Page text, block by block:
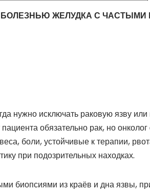
ЖЕЛУДКА С ЧАСТЫМИ
нужно исключать раковую язву
обязательно рак, но
боли, устойчивые к терапии,
при подозрительных находках.
биопсиями из краёв и дна язвы,